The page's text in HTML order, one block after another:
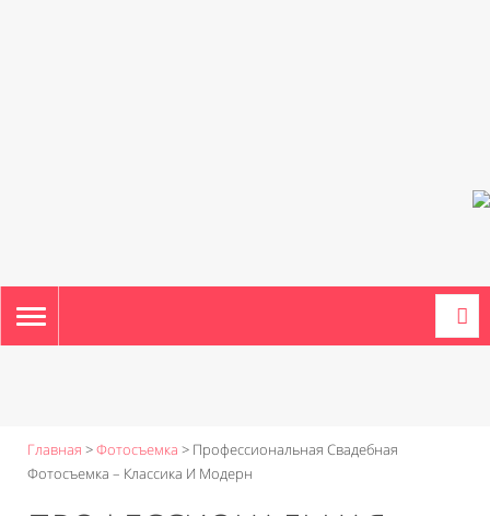
TOGGLE
NAVIGATION
Главная >Фотосъемка > Профессиональная Свадебная
Фотосъемка – Классика И Модерн